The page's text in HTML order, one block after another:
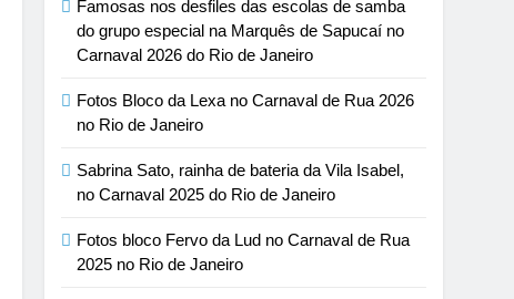
Famosas nos desfiles das escolas de samba
do grupo especial na Marquês de Sapucaí no
Carnaval 2026 do Rio de Janeiro
Fotos Bloco da Lexa no Carnaval de Rua 2026
no Rio de Janeiro
Sabrina Sato, rainha de bateria da Vila Isabel,
no Carnaval 2025 do Rio de Janeiro
Fotos bloco Fervo da Lud no Carnaval de Rua
2025 no Rio de Janeiro